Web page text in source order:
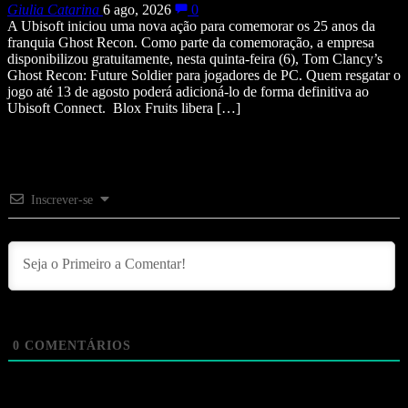
Giulia Catarina 6 ago, 2026
0
A Ubisoft iniciou uma nova ação para comemorar os 25 anos da
franquia Ghost Recon. Como parte da comemoração, a empresa
disponibilizou gratuitamente, nesta quinta-feira (6), Tom Clancy’s
Ghost Recon: Future Soldier para jogadores de PC. Quem resgatar o
jogo até 13 de agosto poderá adicioná-lo de forma definitiva ao
Ubisoft Connect. Blox Fruits libera […]
Inscrever-se
0 COMENTÁRIOS